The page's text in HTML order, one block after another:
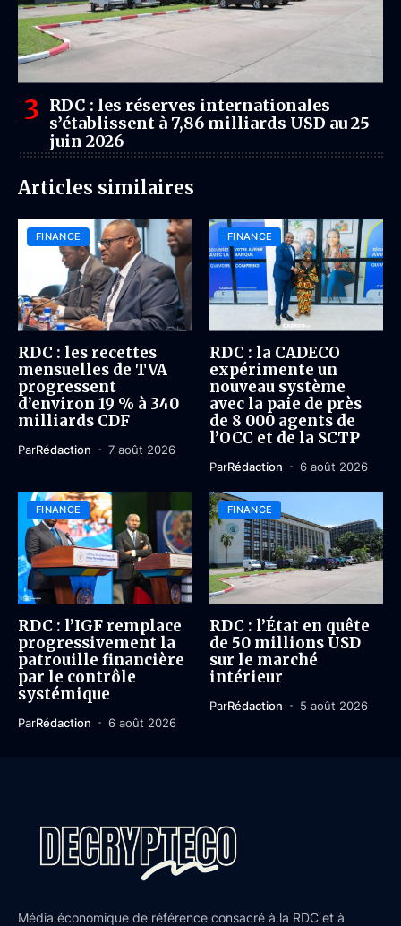
RDC : les réserves internationales
s’établissent à 7,86 milliards USD au 25
juin 2026
Articles similaires
FINANCE
RDC : les recettes
mensuelles de TVA
progressent
d’environ 19 % à 340
milliards CDF
ParRédaction 7 août 2026
FINANCE
RDC : la CADECO
expérimente un
nouveau système
avec la paie de près
de 8 000 agents de
l’OCC et de la SCTP
ParRédaction 6 août 2026
FINANCE
RDC : l’IGF remplace
progressivement la
patrouille financière
par le contrôle
systémique
ParRédaction 6 août 2026
FINANCE
RDC : l’État en quête
de 50 millions USD
sur le marché
intérieur
ParRédaction 5 août 2026
Média économique de référence consacré à la RDC et à